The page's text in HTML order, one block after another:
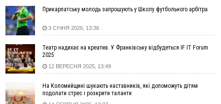
наркотики для міжнародного синдикату
14:47
Стефанішина отримала нову підозру. Їй обирають
запобіжний захід
майже 64 тисячі гривень
13:13
У четвер на Прикарпатті очікується сильна спека до 39°
13:00
На Снятинщині спіймали чоловіка, який зливав з цистерни
у полі невідому речовину
12:29
У МОЗ змінили підхід до госпіталізації та оновили правила
Прикарпатську молодь запрошують у Школу футбольного арбітра
3 СІЧНЯ 2026, 13:36
Театр надихає на креатив. У Франківську відбудеться IF IT Forum
2025
12 ВЕРЕСНЯ 2025, 13:49
На Коломийщині шукають наставників, які допоможуть дітям
подолати стрес і розкрити таланти